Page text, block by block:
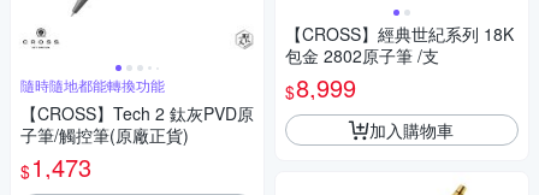
隨時隨地都能轉換功能
【CROSS】Tech 2 鈦灰PVD原
子筆/觸控筆(原廠正貨)
$1,473
【CROSS】經典世紀系列 18K
包金 2802原子筆 /支
$8,999
加入購物車